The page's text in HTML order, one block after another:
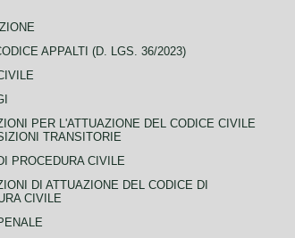
APPALTI (D. LGS. 36/2023)
PER L'ATTUAZIONE DEL CODICE CIVILE
TRANSITORIE
PROCEDURA CIVILE
DI ATTUAZIONE DEL CODICE DI
CIVILE